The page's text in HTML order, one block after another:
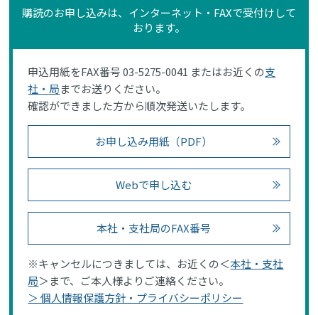
購読のお申し込みは、インターネット・FAXで受付けして
おります。
申込用紙をFAX番号 03-5275-0041 またはお近くの支
社・局までお送りください。
確認ができました方から順次発送いたします。
お申し込み用紙（PDF）
Webで申し込む
本社・支社局のFAX番号
※キャンセルにつきましては、お近くの＜本社・支社
局＞まで、ご本人様よりご連絡ください。
＞ 個人情報保護方針・プライバシーポリシー